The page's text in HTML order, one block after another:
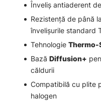
Înveliș antiaderent
Rezistență de până
învelișurile standard
Tehnologie Thermo-
Bază Diffusion+
căldurii
Compatibilă cu plite
halogen